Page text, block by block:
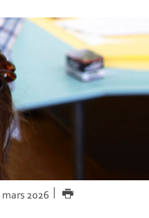
mars 2026 IMPRIMER